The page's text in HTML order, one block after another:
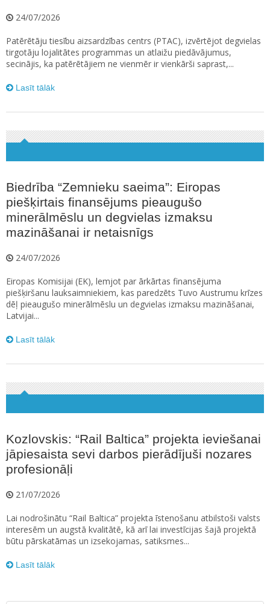
24/07/2026
Patērētāju tiesību aizsardzības centrs (PTAC), izvērtējot degvielas
tirgotāju lojalitātes programmas un atlaižu piedāvājumus,
secinājis, ka patērētājiem ne vienmēr ir vienkārši saprast,...
Lasīt tālāk
Biedrība “Zemnieku saeima”: Eiropas
piešķirtais finansējums pieaugušo
minerālmēslu un degvielas izmaksu
mazināšanai ir netaisnīgs
24/07/2026
Eiropas Komisijai (EK), lemjot par ārkārtas finansējuma
piešķiršanu lauksaimniekiem, kas paredzēts Tuvo Austrumu krīzes
dēļ pieaugušo minerālmēslu un degvielas izmaksu mazināšanai,
Latvijai...
Lasīt tālāk
Kozlovskis: “Rail Baltica” projekta ieviešanai
jāpiesaista sevi darbos pierādījuši nozares
profesionāļi
21/07/2026
Lai nodrošinātu “Rail Baltica” projekta īstenošanu atbilstoši valsts
interesēm un augstā kvalitātē, kā arī lai investīcijas šajā projektā
būtu pārskatāmas un izsekojamas, satiksmes...
Lasīt tālāk